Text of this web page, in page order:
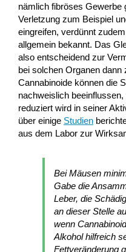
nämlich fibröses Gewerbe
Verletzung zum Beispiel
eingreifen, verdünnt
allgemein bekannt. Das
also entscheidend zur
bei solchen Organen dann
Cannabinoide können die
nachweislich
reduziert wird in seiner
über einige Studien
aus dem Labor zur
Bei Mäusen
Gabe die
Leber, die
an dieser Stelle
wenn
Alkohol hilfreich
Fettveränderung